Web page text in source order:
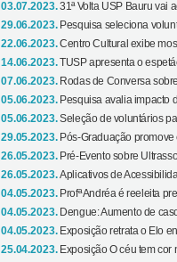
03.07.2023.31ª Volta USP Bauru vai
29.06.2023. Pesquisa seleciona
22.06.2023.Centro Cultural exibe
14.06.2023.TUSP apresenta o
07.06.2023. Rodas de Conversa
05.06.2023. Pesquisa avalia impacto
05.06.2023.Seleção de voluntários
29.05.2023. Pós-Graduação
26.05.2023. Pré-Evento sobre
26.05.2023.Aplicativos de
04.05.2023. Profª Andréa é reeleita
04.05.2023. Dengue: Aumento de
04.05.2023. Exposição retrata o Elo
25.04.2023. Exposição O céu tem cor